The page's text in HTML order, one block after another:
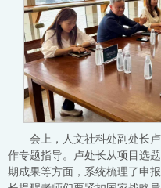
会上，人文社科处副处长
作专题指导。卢处长从项目选
期成果等方面，系统梳理了申